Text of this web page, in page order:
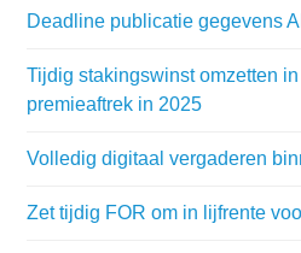
Deadline publicatie gegevens
Tijdig stakingswinst omzetten
premieaftrek in 2025
Volledig digitaal vergaderen
Zet tijdig FOR om in lijfrente